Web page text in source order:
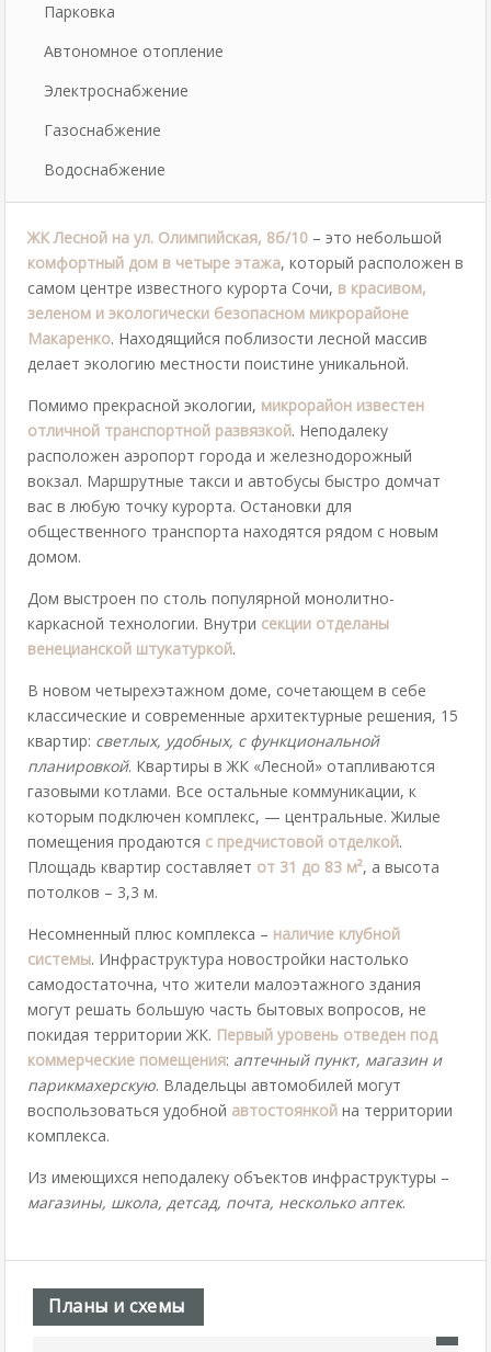
Парковка
Автономное отопление
Электроснабжение
Газоснабжение
Водоснабжение
ЖК Лесной на ул. Олимпийская, 8б/10 – это небольшой
комфортный дом в четыре этажа, который расположен в
самом центре известного курорта Сочи, в красивом,
зеленом и экологически безопасном микрорайоне
Макаренко. Находящийся поблизости лесной массив
делает экологию местности поистине уникальной.
Помимо прекрасной экологии, микрорайон известен
отличной транспортной развязкой. Неподалеку
расположен аэропорт города и железнодорожный
вокзал. Маршрутные такси и автобусы быстро домчат
вас в любую точку курорта. Остановки для
общественного транспорта находятся рядом с новым
домом.
Дом выстроен по столь популярной монолитно-
каркасной технологии. Внутри секции отделаны
венецианской штукатуркой.
В новом четырехэтажном доме, сочетающем в себе
классические и современные архитектурные решения, 15
квартир: светлых, удобных, с функциональной
планировкой. Квартиры в ЖК «Лесной» отапливаются
газовыми котлами. Все остальные коммуникации, к
которым подключен комплекс, — центральные. Жилые
помещения продаются с предчистовой отделкой.
Площадь квартир составляет от 31 до 83 м², а высота
потолков – 3,3 м.
Несомненный плюс комплекса – наличие клубной
системы. Инфраструктура новостройки настолько
самодостаточна, что жители малоэтажного здания
могут решать большую часть бытовых вопросов, не
покидая территории ЖК. Первый уровень отведен под
коммерческие помещения: аптечный пункт, магазин и
парикмахерскую. Владельцы автомобилей могут
воспользоваться удобной автостоянкой на территории
комплекса.
Из имеющихся неподалеку объектов инфраструктуры –
магазины, школа, детсад, почта, несколько аптек.
Планы и схемы